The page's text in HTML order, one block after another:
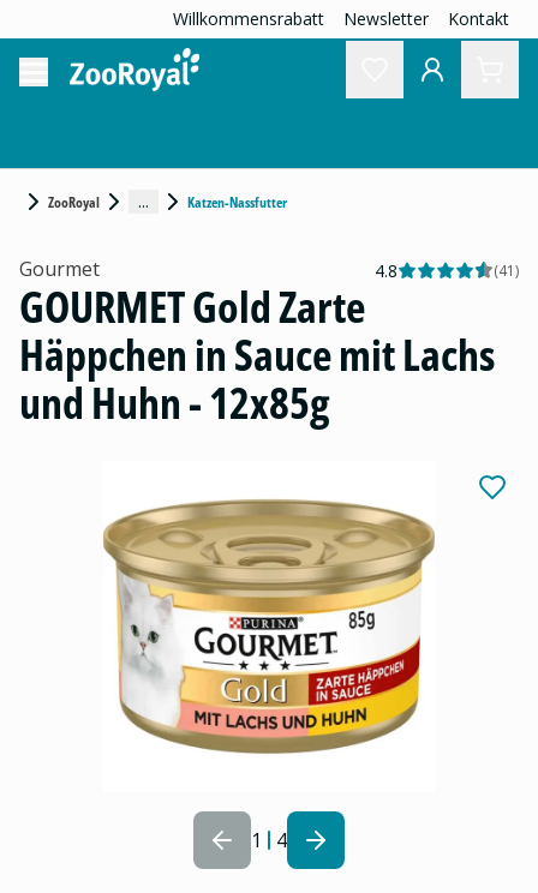
Willkommensrabatt Newsletter Kontakt
ZooRoyal ... Katzen-Nassfutter
1 4
Gourmet 4.8 (41)
GOURMET Gold Zarte
Häppchen in Sauce mit Lachs
und Huhn - 12x85g